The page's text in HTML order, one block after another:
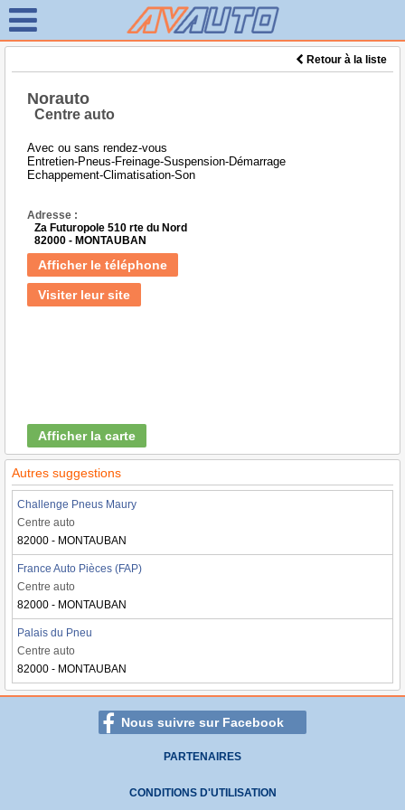
Retour à la liste
Norauto
Centre auto
Avec ou sans rendez-vous
Entretien-Pneus-Freinage-Suspension-Démarrage
Echappement-Climatisation-Son
Adresse :
Za Futuropole 510 rte du Nord
82000 - MONTAUBAN
Afficher le téléphone
Visiter leur site
Afficher la carte
Autres suggestions
Challenge Pneus Maury
Centre auto
82000 - MONTAUBAN
France Auto Pièces (FAP)
Centre auto
82000 - MONTAUBAN
Palais du Pneu
Centre auto
82000 - MONTAUBAN
Nous suivre sur Facebook
PARTENAIRES
CONDITIONS D'UTILISATION